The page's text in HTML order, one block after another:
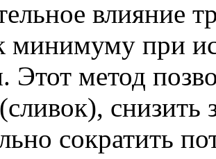
влияние
минимуму при
Этот метод
снизить
сократить